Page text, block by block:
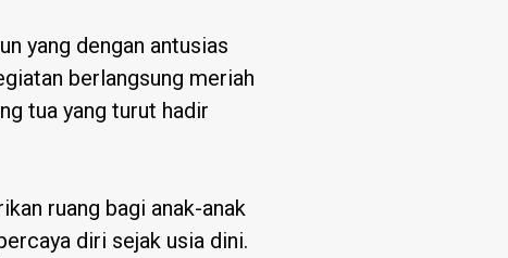
yang dengan antusias
berlangsung meriah
tua yang turut hadir
ruang bagi anak-anak
diri sejak usia dini.